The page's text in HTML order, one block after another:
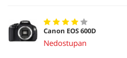
Canon EOS 600D
Nedostupan